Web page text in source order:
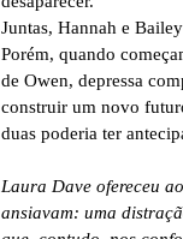
Juntas, Hannah e
Porém, quando
de Owen, depressa
construir um novo
duas poderia ter
Laura Dave ofereceu
ansiavam: uma